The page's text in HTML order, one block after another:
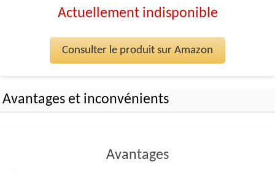
Actuellement indisponible
Consulter le produit sur Amazon
Avantages et inconvénients
Avantages